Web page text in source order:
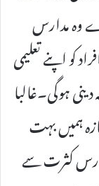
وہ مدارس
کو اپنے تعلیمی
ہوگی۔غالبا
ہمیں بہت
کثرت سے